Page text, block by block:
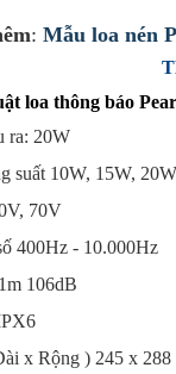
: Mẫu loa nén
loa thông báo
ra: 20W
suất 10W, 15W, 20W
70V
400Hz - 10.000Hz
106dB
x Rộng ) 245 x 288